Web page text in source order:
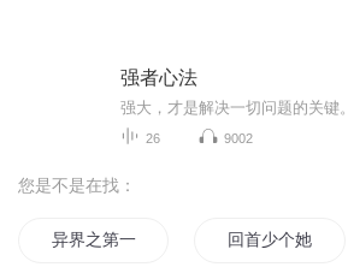
强者心法
强大，才是解决一切问题的关键。
26 9002
您是不是在找：
异界之第一首相 回首少个她